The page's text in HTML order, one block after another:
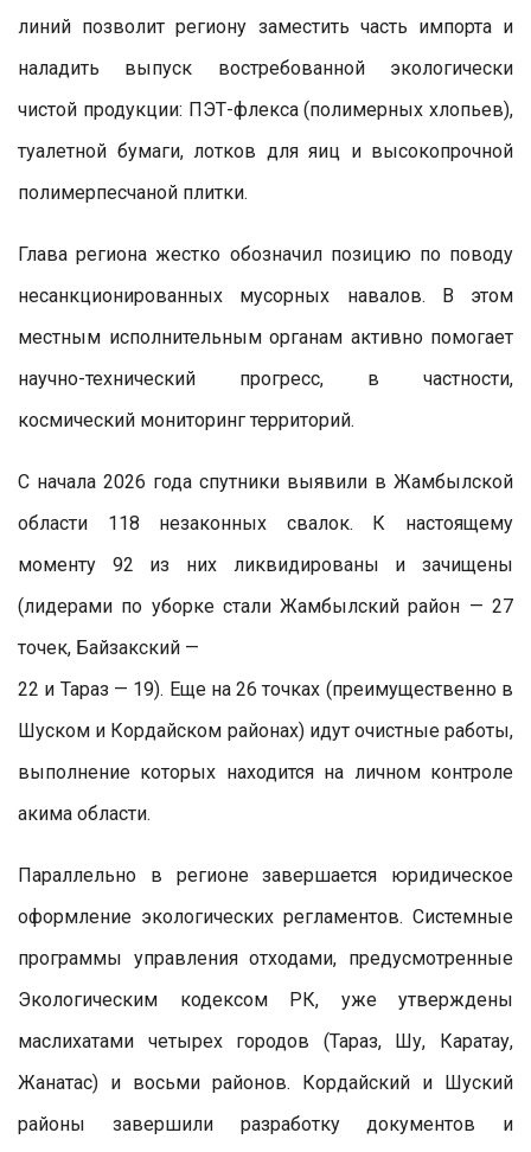
линий позволит региону заместить часть импорта и
наладить выпуск востребованной экологически
чистой продукции: ПЭТ-флекса (полимерных хлопьев),
туалетной бумаги, лотков для яиц и высокопрочной
полимерпесчаной плитки.
Глава региона жестко обозначил позицию по поводу
несанкционированных мусорных навалов. В этом
местным исполнительным органам активно помогает
научно-технический прогресс, в частности,
космический мониторинг территорий.
С начала 2026 года спутники выявили в Жамбыл­ской
области 118 незаконных свалок. К настоящему
моменту 92 из них ликвидированы и зачищены
(лидерами по уборке стали Жамбылский район — 27
точек, Байзакский —
22 и Тараз — 19). Еще на 26 точках (преимущественно в
Шуском и Кордайском районах) идут очистные работы,
выполнение которых находится на личном контроле
акима области.
Параллельно в регионе завершается юридическое
оформление экологических регламентов. Системные
программы управления отходами, предусмотренные
Экологическим кодексом РК, уже утверждены
маслихатами четырех городов (Тараз, Шу, Каратау,
Жанатас) и восьми районов. Кордайский и Шуский
районы завершили разработку документов и